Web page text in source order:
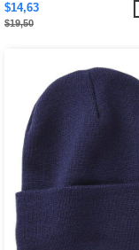
$14,63
$19,50